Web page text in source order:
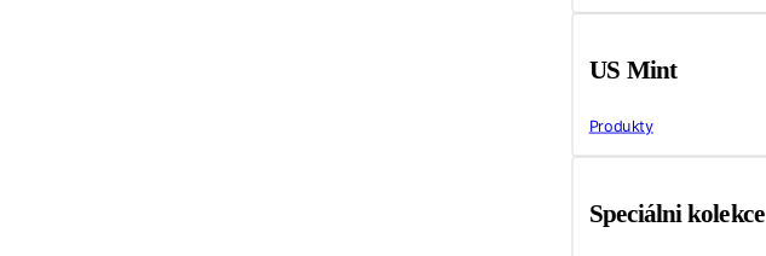
US Mint
Produkty
Speciálni kolekce